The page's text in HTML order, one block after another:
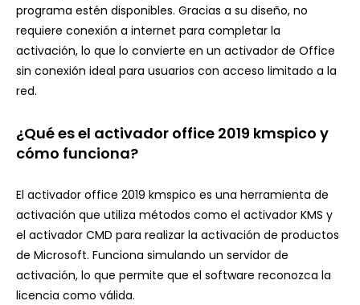
programa estén disponibles. Gracias a su diseño, no
requiere conexión a internet para completar la
activación, lo que lo convierte en un activador de Office
sin conexión ideal para usuarios con acceso limitado a la
red.
¿Qué es el activador office 2019 kmspico y
cómo funciona?
El activador office 2019 kmspico es una herramienta de
activación que utiliza métodos como el activador KMS y
el activador CMD para realizar la activación de productos
de Microsoft. Funciona simulando un servidor de
activación, lo que permite que el software reconozca la
licencia como válida.